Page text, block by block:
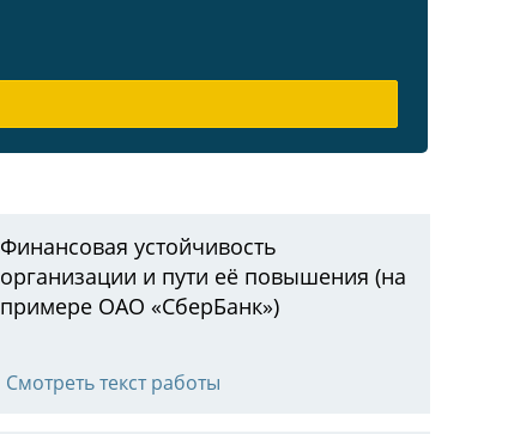
Финансовая устойчивость
организации и пути её повышения (на
примере ОАО «СберБанк»)
Смотреть текст работы